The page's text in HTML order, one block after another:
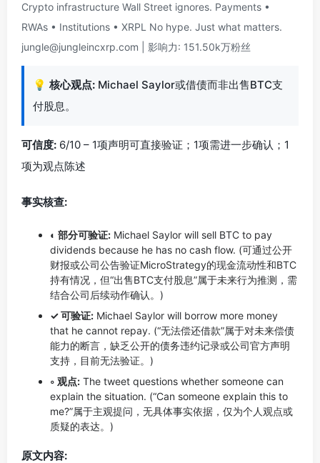
Crypto infrastructure Wall Street ignores. Payments •
RWAs • Institutions • XRPL No hype. Just what matters.
jungle@jungleincxrp.com | 影响力: 151.50k万粉丝
💡 核心观点: Michael Saylor或借债而非出售BTC支
付股息。
可信度: 6/10 – 1项声明可直接验证；1项需进一步确认；1
项为观点陈述
事实核查:
◐ 部分可验证: Michael Saylor will sell BTC to pay
dividends because he has no cash flow. (可通过公开
财报或公司公告验证MicroStrategy的现金流动性和BTC
持有情况，但“出售BTC支付股息”属于未来行为推测，需
结合公司后续动作确认。)
✓ 可验证: Michael Saylor will borrow more money
that he cannot repay. (“无法偿还借款”属于对未来偿债
能力的断言，缺乏公开的债务违约记录或公司官方声明
支持，目前无法验证。)
◦ 观点: The tweet questions whether someone can
explain the situation. (“Can someone explain this to
me?”属于主观提问，无具体事实依据，仅为个人观点或
质疑的表达。)
原文内容: